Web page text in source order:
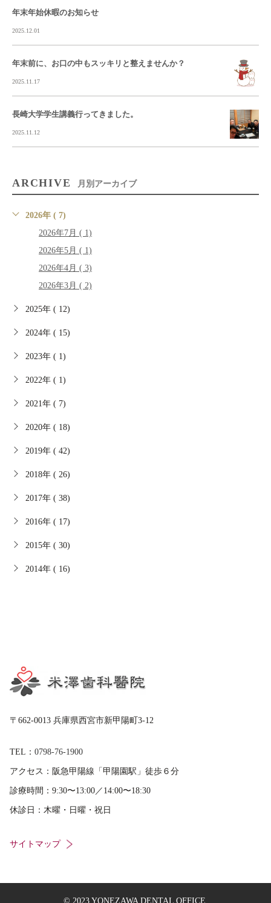
年末年始休暇のお知らせ
2025.12.01
年末前に、お口の中もスッキリと整えませんか？
2025.11.17
長崎大学学生講義行ってきました。
2025.11.12
ARCHIVE 月別アーカイブ
2026年 ( 7)
2026年7月 ( 1)
2026年5月 ( 1)
2026年4月 ( 3)
2026年3月 ( 2)
2025年 ( 12)
2024年 ( 15)
2023年 ( 1)
2022年 ( 1)
2021年 ( 7)
2020年 ( 18)
2019年 ( 42)
2018年 ( 26)
2017年 ( 38)
2016年 ( 17)
2015年 ( 30)
2014年 ( 16)
〒662-0013 兵庫県西宮市新甲陽町3-12
TEL： 0798-76-1900
アクセス： 阪急甲陽線「甲陽園駅」徒歩６分
診療時間： 9:30〜13:00／14:00〜18:30
休診日： 木曜・日曜・祝日
サイトマップ
© 2023 YONEZAWA DENTAL OFFICE.